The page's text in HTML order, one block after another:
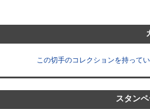
この切手のコレクションを持って
スタン